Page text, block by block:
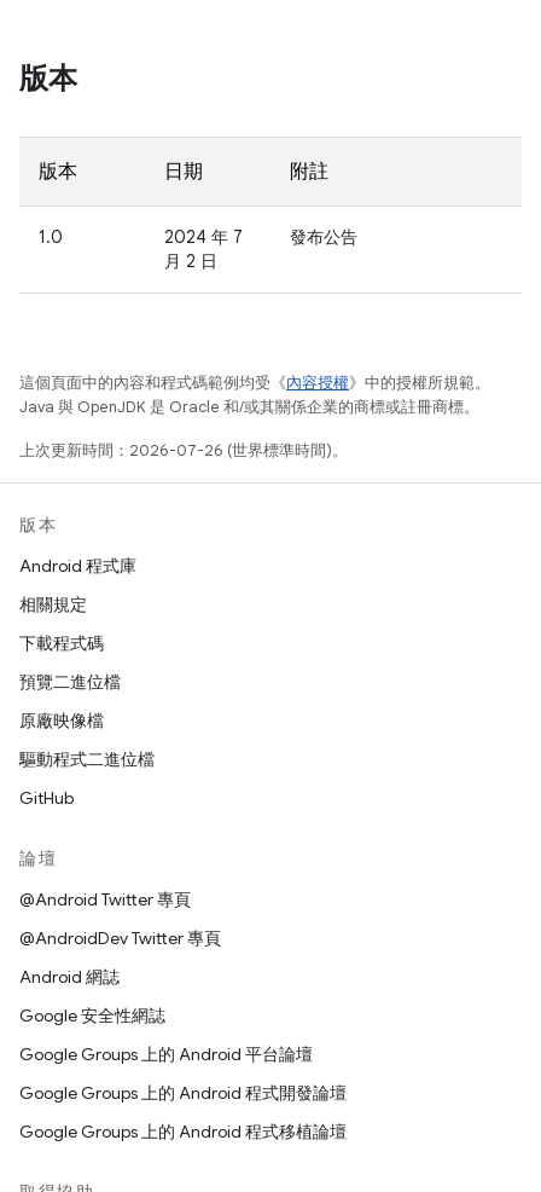
版本
版本 日期 附註
1.0
2024 年 7
月 2 日
發布公告
這個頁面中的內容和程式碼範例均受《內容授權》中的授權所規範。
Java 與 OpenJDK 是 Oracle 和/或其關係企業的商標或註冊商標。
上次更新時間：2026-07-26 (世界標準時間)。
版本
Android 程式庫
相關規定
下載程式碼
預覽二進位檔
原廠映像檔
驅動程式二進位檔
GitHub
論壇
@Android Twitter 專頁
@AndroidDev Twitter 專頁
Android 網誌
Google 安全性網誌
Google Groups 上的 Android 平台論壇
Google Groups 上的 Android 程式開發論壇
Google Groups 上的 Android 程式移植論壇